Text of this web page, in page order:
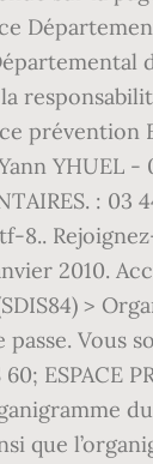
prévention
YHUEL
:
8..
2010.
>
Vous
ESPACE
que